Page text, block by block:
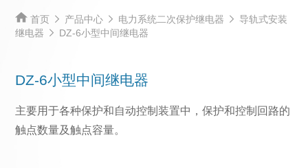
首页 产品中心 电力系统二次保护继电器
导轨式安装
继电器
DZ-6小型中间继电器
DZ-6小型中间继电器
主要用于各种保护和自动控制装置中，保护和控制回路的
触点数量及触点容量。